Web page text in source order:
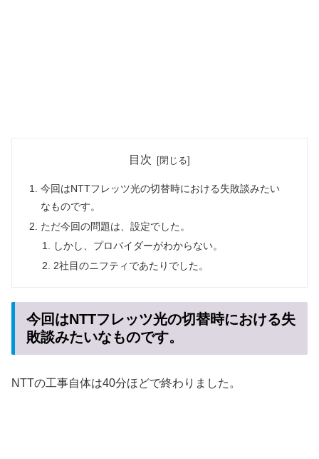
目次
今回はNTTフレッツ光の切替時における失敗談みたい
なものです。
ただ今回の問題は、設定でした。
しかし、プロバイダーがわからない。
2社目のニフティであたりでした。
今回はNTTフレッツ光の切替時における失
敗談みたいなものです。
NTTの工事自体は40分ほどで終わりました。